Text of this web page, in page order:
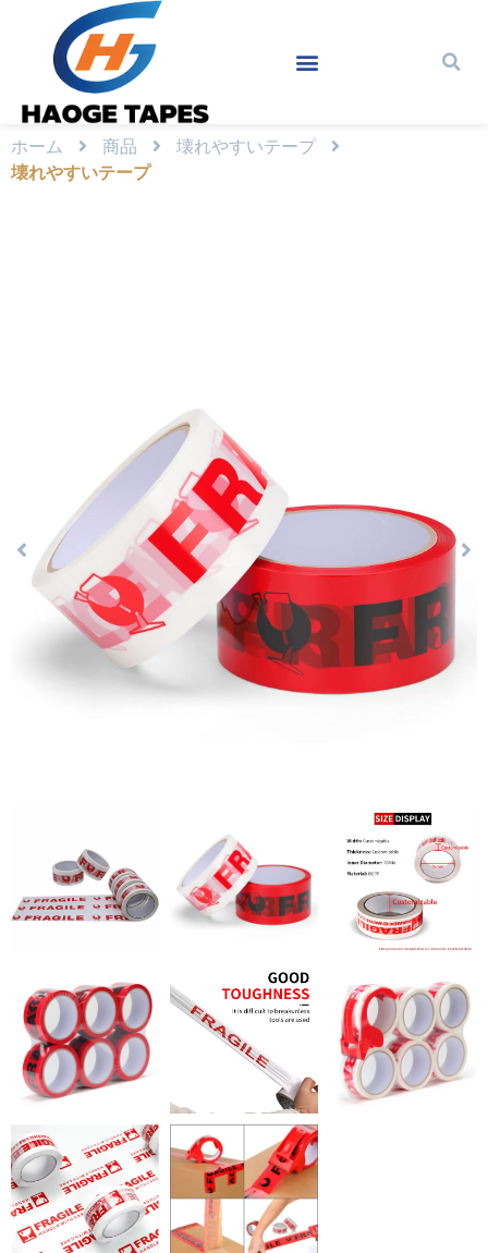
ホーム 商品
壊れやすいテープ
壊れやすいテープ